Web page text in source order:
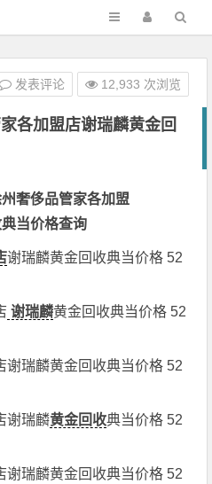
各加盟店谢瑞麟黄金回
发表评论 12,933 次浏览
谢瑞麟黄金回收典当价格 52
谢瑞麟黄金回收典当价格 52
谢瑞麟黄金回收典当价格 52
谢瑞麟黄金回收典当价格 52
谢瑞麟黄金回收典当价格 52